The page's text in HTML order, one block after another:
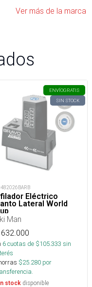
Ver más de la marca
ENVÍOGRATIS
SIN STOCK
Eléctrico
Lateral World
Man
632.000
6cuotas de $105.333 sin
$25.280 por
stock disponible